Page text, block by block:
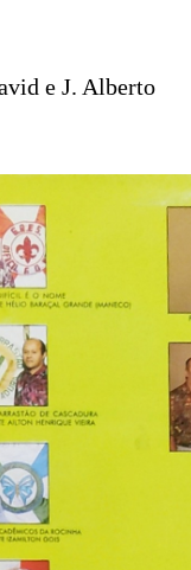
e J. Alberto